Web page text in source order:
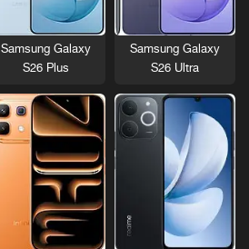
Samsung Galaxy
S26 Ultra
Samsung Galaxy
S26 Plus